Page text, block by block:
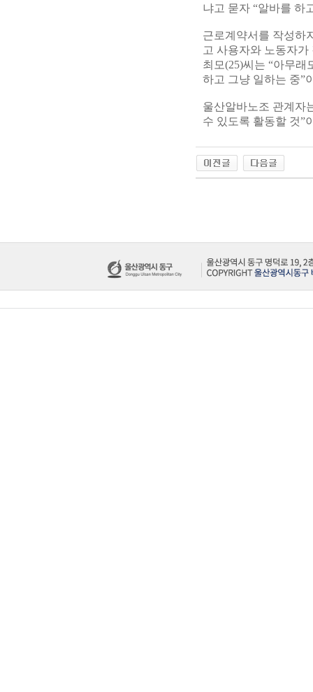
냐고 묻자 “알바를 하
근로계약서를 작성하
고 사용자와 노동자
최모(25)씨는 “아무
하고 그냥 일하는 중”
울산알바노조 관계자
수 있도록 활동할 것”